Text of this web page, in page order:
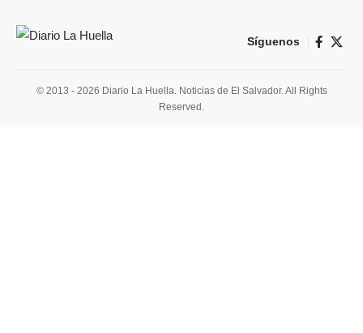
Síguenos
© 2013 - 2026 Diario La Huella. Noticias de El Salvador. All Rights
Reserved.